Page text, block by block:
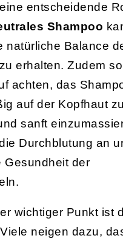
entscheidende
Shampoo
natürliche Balance
erhalten. Zudem
achten, das
auf der Kopfhaut zu
sanft
Durchblutung an
Gesundheit der
wichtiger Punkt ist
neigen dazu,